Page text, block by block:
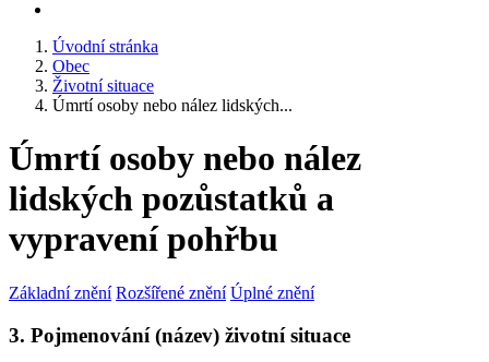
Úvodní stránka
Obec
Životní situace
Úmrtí osoby nebo nález lidských...
Úmrtí osoby nebo nález
lidských pozůstatků a
vypravení pohřbu
Základní znění Rozšířené znění Úplné znění
3. Pojmenování (název) životní situace